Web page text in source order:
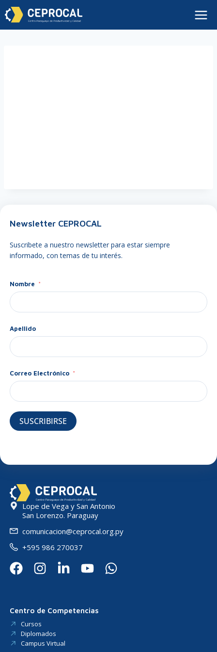
Newsletter CEPROCAL
Suscribete a nuestro newsletter para estar siempre
informado, con temas de tu interés.
Nombre
Apellido
Correo Electrónico
SUSCRIBIRSE
Lope de Vega y San Antonio
San Lorenzo. Paraguay
comunicacion@ceprocal.org.py
+595 986 270037
Centro de Competencias
Cursos
Diplomados
Campus Virtual